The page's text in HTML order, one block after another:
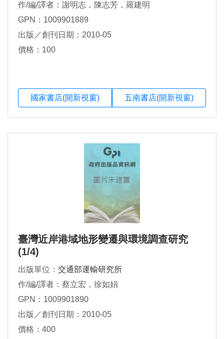
作/編/譯者：謝明志，陳志芳，羅建明
GPN：1009901889
出版／創刊日期：2010-05
價格：100
國家書店(開新視窗) 五南書店(開新視窗)
臺灣近岸港域地形變遷與環境調查研究
(1/4)
出版單位： 交通部運輸研究所
作/編/譯者：蔡立宏，徐如娟
GPN：1009901890
出版／創刊日期：2010-05
價格：400